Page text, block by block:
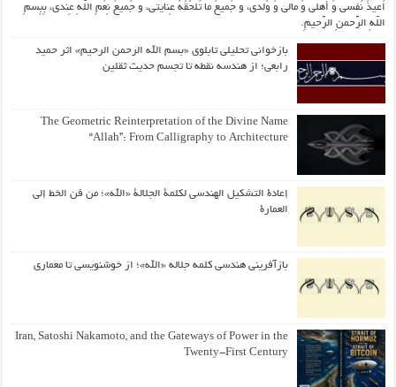
اُعیذُ نَفسی وَ أهلی وَ مالی وَ وُلدی، و جَمیعَ ما تَلحَقُهُ عِنایتی، و جَمیعَ نِعَمِ اللّهِ عِندی، بِبِسمِ
اللّهِ الرَّحمنِ الرَّحیمِ.
بازخوانی تحلیلی تابلوی «بسم الله الرحمن الرحیم» اثر حمید
رابعی؛ از هندسه نقطه تا تجسم حدیث ثقلین
The Geometric Reinterpretation of the Divine Name
“Allah”: From Calligraphy to Architecture
إعادة التشكيل الهندسي لكلمة الجلالة «الله»؛ من فن الخط إلى
العمارة
بازآفرینی هندسی کلمه جلاله «الله»؛ از خوشنویسی تا معماری
Iran, Satoshi Nakamoto, and the Gateways of Power in the
Twenty-First Century